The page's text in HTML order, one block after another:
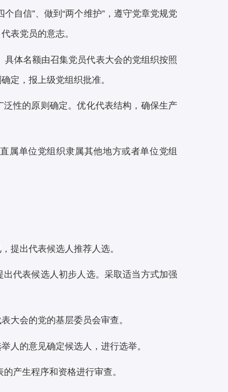
自信”、做到“两个维护”，遵守党章党规党
表党员的意志。
体名额由召集党员代表大会的党组织按照
定，报上级党组织批准。
性的原则确定。优化代表结构，确保生产
属单位党组织隶属其他地方或者单位党组
提出代表候选人推荐人选。
代表候选人初步人选。采取适当方式加强
大会的党的基层委员会审查。
人的意见确定候选人，进行选举。
产生程序和资格进行审查。